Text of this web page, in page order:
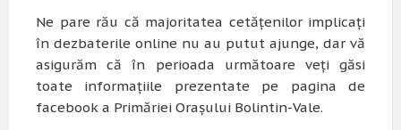
Ne pare rău că majoritatea cetățenilor implicați
în dezbaterile online nu au putut ajunge, dar vă
asigurăm că în perioada următoare veți găsi
toate informațiile prezentate pe pagina de
facebook a Primăriei Orașului Bolintin-Vale.